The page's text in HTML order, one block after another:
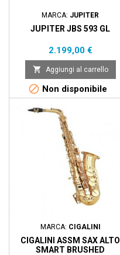
MARCA: JUPITER
JUPITER JBS 593 GL
Prezzo
2.199,00 €
 Aggiungi al carrello
 Non disponibile
Prezzo scontato
MARCA: CIGALINI
CIGALINI ASSM SAX ALTO
SMART BRUSHED